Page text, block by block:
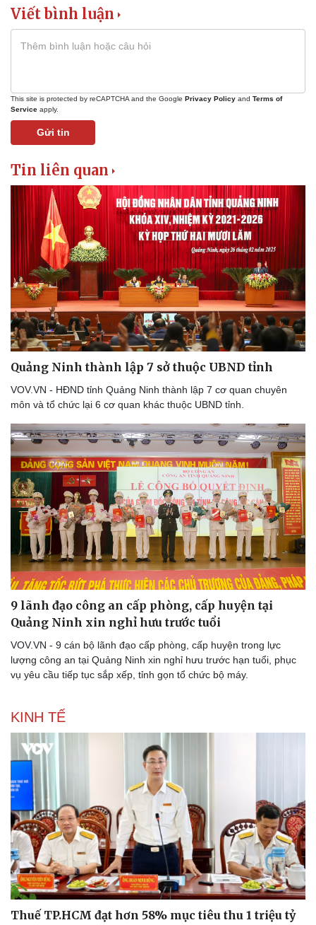
Kinh tế
Bất động sản
Khởi nghiệp
Thị trường
Giá vàng
Tiêu dùng
Tỷ giá
Chứng khoán
Giá cà phê
Viết bình luận
This site is protected by reCAPTCHA and the Google Privacy Policy and Terms of
Service apply.
Gửi tin
Tin liên quan
Quảng Ninh thành lập 7 sở thuộc UBND tỉnh
VOV.VN - HĐND tỉnh Quảng Ninh thành lập 7 cơ quan chuyên
môn và tổ chức lại 6 cơ quan khác thuộc UBND tỉnh.
9 lãnh đạo công an cấp phòng, cấp huyện tại
Quảng Ninh xin nghỉ hưu trước tuổi
VOV.VN - 9 cán bộ lãnh đạo cấp phòng, cấp huyện trong lực
lượng công an tại Quảng Ninh xin nghỉ hưu trước hạn tuổi, phục
vụ yêu cầu tiếp tục sắp xếp, tỉnh gọn tổ chức bộ máy.
KINH TẾ
Thuế TP.HCM đạt hơn 58% mục tiêu thu 1 triệu tỷ